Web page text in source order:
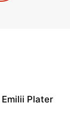
Plater